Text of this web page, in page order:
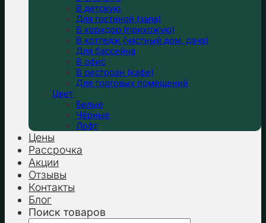
В детскую
Для гостиной (зала)
В коридор (прихожую)
В коттедж (частный дом, дача)
Для бассейна
В офис
В ресторан (кафе)
Для торговых помещений
Цвет
Белые
Чёрные
Лофт
Цены
Рассрочка
Акции
Отзывы
Контакты
Блог
Поиск товаров